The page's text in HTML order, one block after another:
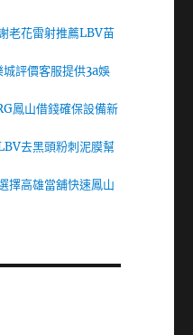
老花雷射推薦LBV苗
評價客服提供3a娛
鳳山借錢確保設備新
去黑頭粉刺泥膜幫
擇高雄當舖快速鳳山